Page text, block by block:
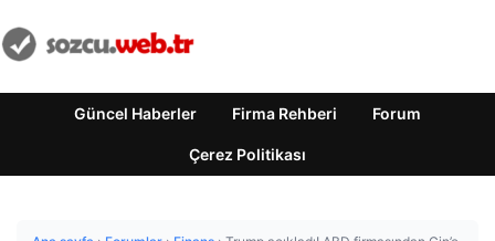
Güncel Haberler Firma Rehberi Forum
Çerez Politikası